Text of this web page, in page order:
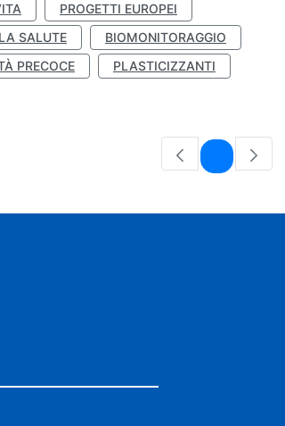
PROGETTI EUROPEI
SALUTE
BIOMONITORAGGIO
PRECOCE
PLASTICIZZANTI
Pagina